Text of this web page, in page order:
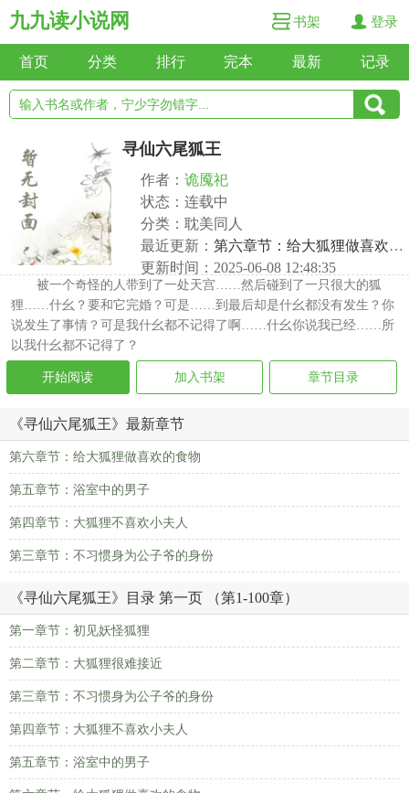
九九读小说网 书架 登录
首页 分类 排行 完本 最新 记录
寻仙六尾狐王
作者： 诡魇祀
状态：连载中
分类：耽美同人
最近更新： 第六章节：给大狐狸做喜欢的食物
更新时间：2025-06-08 12:48:35
被一个奇怪的人带到了一处天宫……然后碰到了一只很大的狐
狸……什幺？要和它完婚？可是……到最后却是什幺都没有发生？你
说发生了事情？可是我什幺都不记得了啊……什幺你说我已经……所
以我什幺都不记得了？
开始阅读 加入书架 章节目录
《寻仙六尾狐王》最新章节
第六章节：给大狐狸做喜欢的食物
第五章节：浴室中的男子
第四章节：大狐狸不喜欢小夫人
第三章节：不习惯身为公子爷的身份
《寻仙六尾狐王》目录 第一页 （第1-100章）
第一章节：初见妖怪狐狸
第二章节：大狐狸很难接近
第三章节：不习惯身为公子爷的身份
第四章节：大狐狸不喜欢小夫人
第五章节：浴室中的男子